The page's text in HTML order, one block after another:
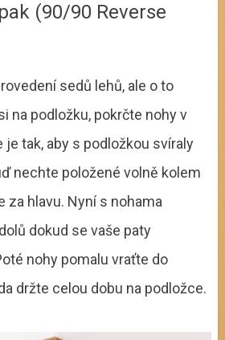
(90/90 Reverse
sedů lehů, ale o to
na podložku, pokrčte nohy v
je tak, aby s podložkou svíraly
nechte položené volně kolem
za hlavu. Nyní s nohama
dokud se vaše paty
nohy pomalu vraťte do
držte celou dobu na podložce.